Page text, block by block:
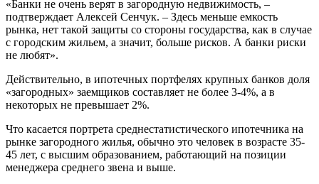
«Банки не очень верят в загородную недвижимость, –
подтверждает Алексей Сенчук. – Здесь меньше емкость
рынка, нет такой защиты со стороны государства, как в случае
с городским жильем, а значит, больше рисков. А банки риски
не любят».
Действительно, в ипотечных портфелях крупных банков доля
«загородных» заемщиков составляет не более 3-4%, а в
некоторых не превышает 2%.
Что касается портрета среднестатистического ипотечника на
рынке загородного жилья, обычно это человек в возрасте 35-
45 лет, с высшим образованием, работающий на позиции
менеджера среднего звена и выше.